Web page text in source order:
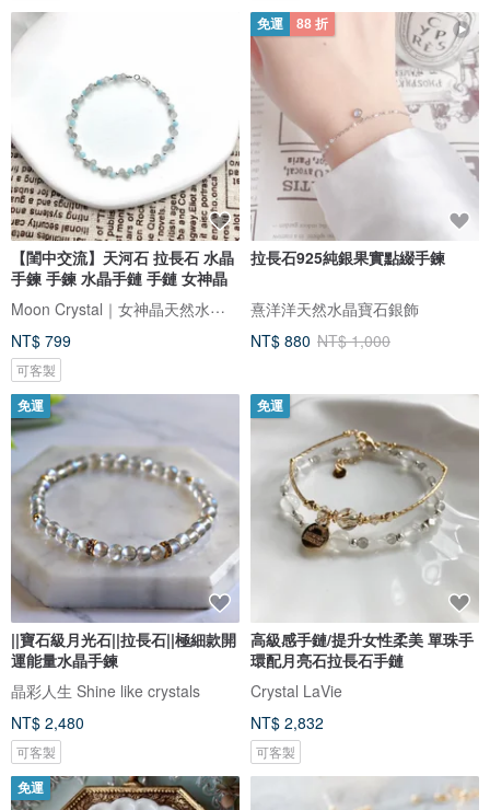
【閨中交流】天河石 拉長石 水晶
手鍊 手鍊 水晶手鏈 手鏈 女神晶
Moon Crystal｜女神晶天然水晶手鍊
NT$ 799
可客製
免運 88 折
拉長石925純銀果實點綴手鍊
熹洋洋天然水晶寶石銀飾
NT$ 880 NT$ 1,000
免運
||寶石級月光石||拉長石||極細款開
運能量水晶手鍊
晶彩人生 Shine like crystals
NT$ 2,480
可客製
免運
高級感手鏈/提升女性柔美 單珠手
環配月亮石拉長石手鏈
Crystal LaVie
NT$ 2,832
可客製
免運